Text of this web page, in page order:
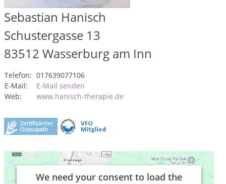
Sebastian Hanisch
Schustergasse 13
83512 Wasserburg am Inn
Telefon: 017639077106
E-Mail:
E-Mail senden
Web:
www.hanisch-therapie.de
We need your consent to load the